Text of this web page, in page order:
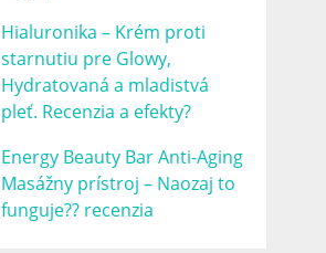
Hialuronika – Krém proti
starnutiu pre Glowy,
Hydratovaná a mladistvá
pleť. Recenzia a efekty?
Energy Beauty Bar Anti-Aging
Masážny prístroj – Naozaj to
funguje?? recenzia